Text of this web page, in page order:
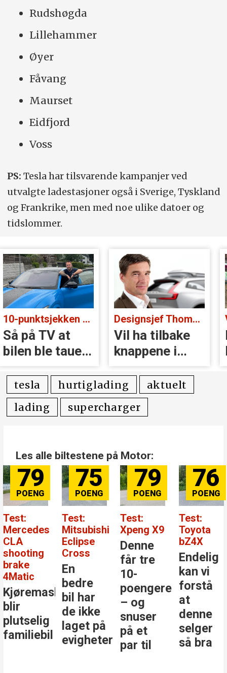
Rudshøgda
Lillehammer
Øyer
Fåvang
Maurset
Eidfjord
Voss
PS: Tesla har tilsvarende kampanjer ved
utvalgte ladestasjoner også i Sverige, Tyskland
og Frankrike, men med noe ulike datoer og
tidslommer.
10-punktsjekken med standup-komiker Ørjan Burøe:
Så på TV at
bilen ble tauet
inn
Designsjef Thomas Ingenlath:
Vil ha tilbake
knappene i
Volvoer
tesla hurtiglading
aktuelt
lading
supercharger
Les alle biltestene på Motor:
79
Test:
Mercedes
CLA
shooting
brake
4Matic
Kjøremaskinen
blir
plutselig
familiebil
75
Test:
Mitsubishi
Eclipse
Cross
En
bedre
bil har
de ikke
laget på
evigheter
79
Test:
Xpeng X9
Denne
får tre
10-
poengere
– og
snuser
på et
par til
76
Test:
Toyota
bZ4X
Endelig
kan vi
forstå
at
denne
selger
så bra